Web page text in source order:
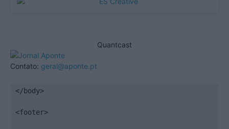
Quantcast
Contato: geral@aponte.pt
</body>
<footer>